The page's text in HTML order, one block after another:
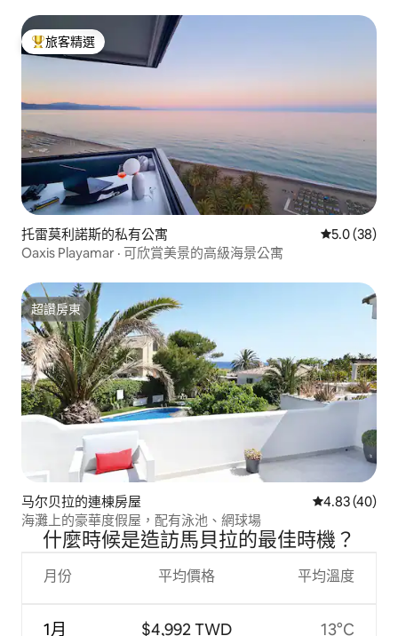
旅客精選榜首
旅客精選
托雷莫利諾斯的私有公寓 從 38 則評
5.0 (38)
Oaxis Playamar · 可欣賞美景的高級海景公寓
超讚房東
超讚房東
马尔贝拉的連棟房屋 從 40 則評價
4.83 (40)
海灘上的豪華度假屋，配有泳池、網球場
什麼時候是造訪馬貝拉的最佳時機？
月份
1月
平均價格
$4,992 TWD
平均溫度
13°C